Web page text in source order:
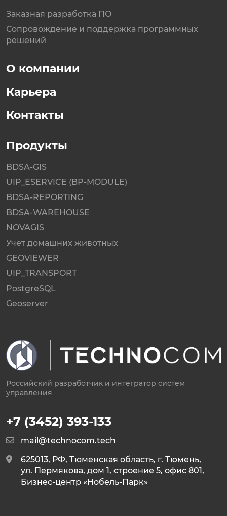
Заказная разработка ПО
Сопровождение и поддержка программных
решений
О компании
Карьера
Контакты
Продукты
BDSA-GIS
UIP_ESERVICE (BP-MODULE)
BDSA-REPORTING
BDSA-WAREHOUSE
NOVAGIS
Учет домашних животных
GEOVIEWER
UIP_TRANSPORT
PostgreSQL
Geoserver
Российский разработчик и интегратор систем
управления
+7 (3452) 393-133
mail@technocom.tech
625013, РФ, Тюменская область, г. Тюмень,
ул. Пермякова, дом 1, строение 5, офис 801,
Бизнес-центр «Нобель-Парк»